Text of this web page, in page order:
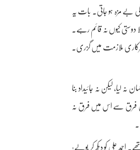
بے مزہ ہو جاتی۔ بات یہ
دوستی کیوں نہ قائم رہے۔
ملازمت میں گزری۔
لیا، لیکن نہ جائیداد بنا
اس فرق سے اس میں فرق نہ
علی کو دیکھ کر بولے: